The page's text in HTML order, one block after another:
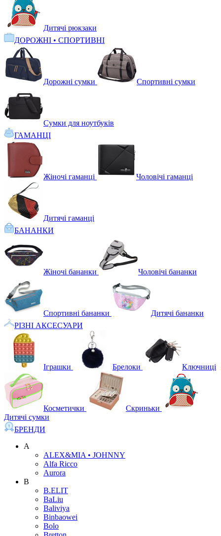
Дитячі рюкзаки
ДОРОЖНІ • СПОРТИВНІ
Дорожні сумки Спортивні сумки
Сумки для ноутбуків
ГАМАНЦІ
Жіночі гаманці Чоловічі гаманці
Дитячі гаманці
БАНАНКИ
Жіночі бананки Чоловічі бананки
Спортивні бананки
Дитячі бананки
РІЗНІ АКСЕСУАРИ
Іграшки Брелоки Ключниці
Косметички
Скриньки
Дитячі сумки
БРЕНДИ
A
ALEX&MIA • JOHNNY
Alfa Ricco
Aurora
B
B.ELIT
BaLiu
Baliviya
Binbaowei
Bolo